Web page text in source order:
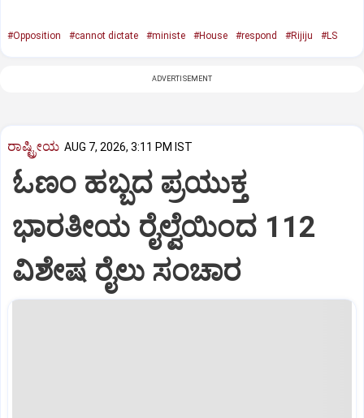
#Opposition #cannot dictate #ministe #House #respond #Rijiju #LS
ADVERTISEMENT
ರಾಷ್ಟ್ರೀಯ AUG 7, 2026, 3:11 PM IST
ಓಣಂ ಹಬ್ಬದ ಪ್ರಯುಕ್ತ
ಭಾರತೀಯ ರೈಲ್ವೆಯಿಂದ 112
ವಿಶೇಷ ರೈಲು ಸಂಚಾರ